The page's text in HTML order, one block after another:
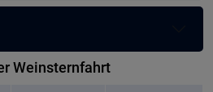
Weinsternfahrt